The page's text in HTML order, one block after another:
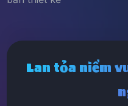
Lan tỏa niềm